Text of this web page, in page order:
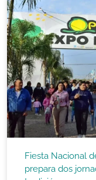
Fiesta Nacional
prepara dos